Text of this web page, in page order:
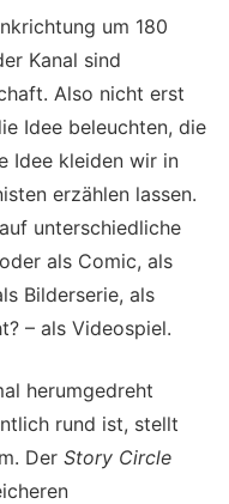
um 180
Kanal sind
Also nicht erst
Idee beleuchten, die
Idee kleiden wir in
erzählen lassen.
unterschiedliche
als Comic, als
Bilderserie, als
– als Videospiel.
herumgedreht
rund ist, stellt
Der Story Circle